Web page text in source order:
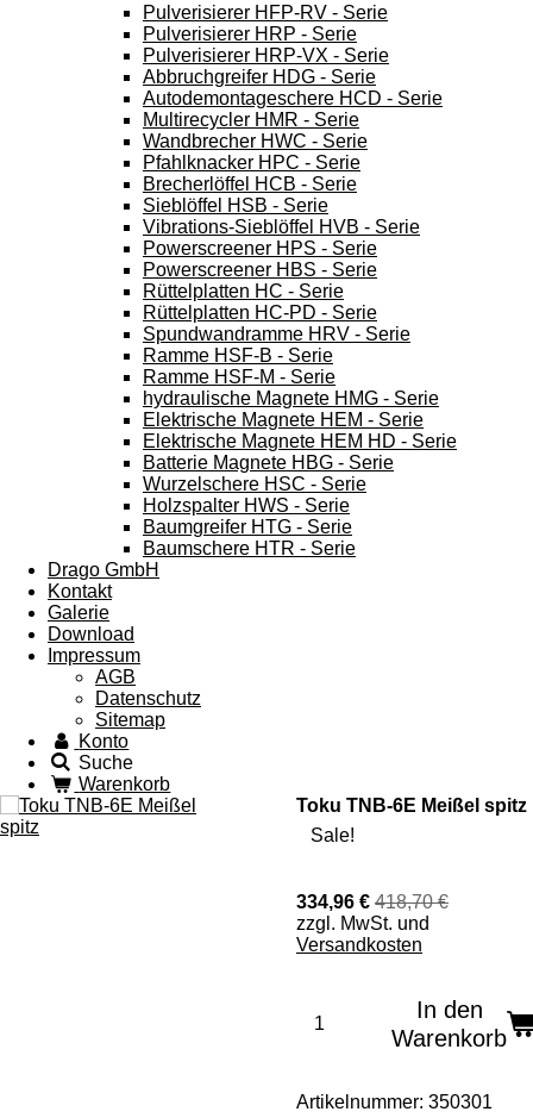
Pulverisierer HFP-RV - Serie
Pulverisierer HRP - Serie
Pulverisierer HRP-VX - Serie
Abbruchgreifer HDG - Serie
Autodemontageschere HCD - Serie
Multirecycler HMR - Serie
Wandbrecher HWC - Serie
Pfahlknacker HPC - Serie
Brecherlöffel HCB - Serie
Sieblöffel HSB - Serie
Vibrations-Sieblöffel HVB - Serie
Powerscreener HPS - Serie
Powerscreener HBS - Serie
Rüttelplatten HC - Serie
Rüttelplatten HC-PD - Serie
Spundwandramme HRV - Serie
Ramme HSF-B - Serie
Ramme HSF-M - Serie
hydraulische Magnete HMG - Serie
Elektrische Magnete HEM - Serie
Elektrische Magnete HEM HD - Serie
Batterie Magnete HBG - Serie
Wurzelschere HSC - Serie
Holzspalter HWS - Serie
Baumgreifer HTG - Serie
Baumschere HTR - Serie
Drago GmbH
Kontakt
Galerie
Download
Impressum
AGB
Datenschutz
Sitemap
Konto
Suche
Warenkorb
Toku TNB-6E Meißel spitz
Sale!
334,96 € 418,70 €
zzgl. MwSt. und
Versandkosten
In den
Warenkorb
Artikelnummer: 350301